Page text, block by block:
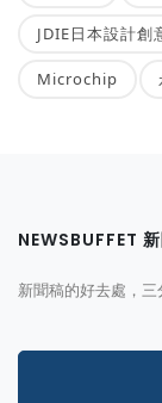
JDIE日本設計創
Microchip
NEWSBUFFET
新聞稿的好去處，